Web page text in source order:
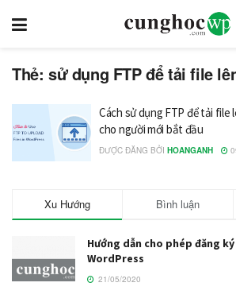
Thẻ: sử dụng FTP để tải file
Cách sử dụng FTP để tải file
cho người mới bắt đầu
ĐƯỢC ĐĂNG BỞI HOANGANH
Xu Hướng Bình luận
Hướng dẫn cho phép đăng
WordPress
21/05/2020